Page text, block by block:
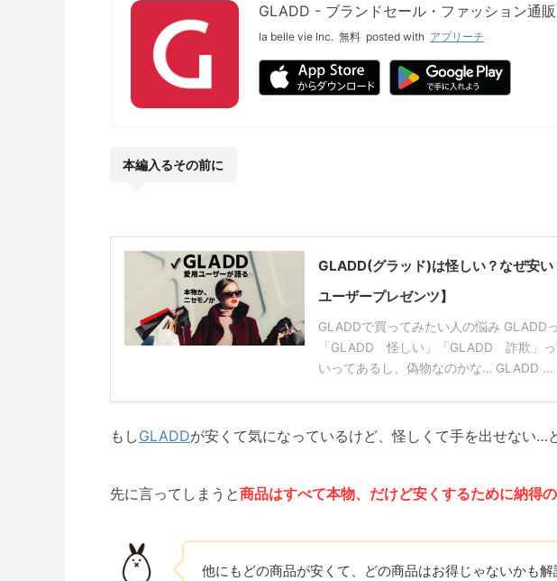
GLADD - ブランドセール・ファッション通販
la belle vie Inc. 無料 posted with アプリーチ
本編入るその前に
GLADD(グラッド)は怪しい？なぜ安
ユーザープレゼンツ】
GLADDで買ってみたい人の悩み GLADD
「GLADD 怪しい」「GLADD 詐欺」
いってあるし、偽物なのかな… GLADD ...
もしGLADDが安くて気になっているけど、怪しくて手を出せない…
先に言ってしまうと商品はすべて本物、だけど安くするために納得の
他にもどの商品が安くて、どの商品はお得じゃないかも解